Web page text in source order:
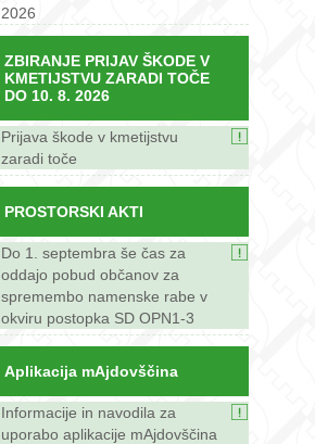
2026
ZBIRANJE PRIJAV ŠKODE V
KMETIJSTVU ZARADI TOČE
DO 10. 8. 2026
Prijava škode v kmetijstvu
zaradi toče
PROSTORSKI AKTI
Do 1. septembra še čas za
oddajo pobud občanov za
spremembo namenske rabe v
okviru postopka SD OPN1-3
Aplikacija mAjdovščina
Informacije in navodila za
uporabo aplikacije mAjdovščina